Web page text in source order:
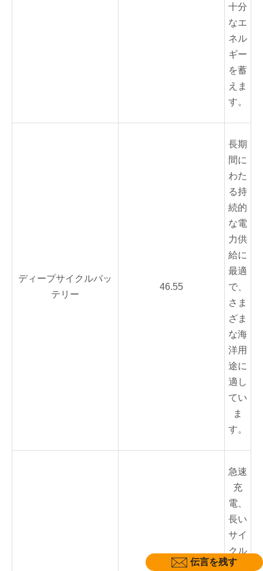
十分
なエ
ネル
ギー
を蓄
えま
す。
ディープサイクルバッ
テリー
46.55
長期
間に
わた
る持
続的
な電
力供
給に
最適
で、
さま
ざま
な海
洋用
途に
適し
てい
ま
す。
急速
充
電、
長い
サイ
クル
寿
伝言を残す